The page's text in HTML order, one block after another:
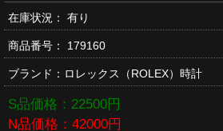
在庫状況： 有り
商品番号： 179160
ブランド： ロレックス （ROLEX）時計
S品価格： 22500円
N品価格： 42000円